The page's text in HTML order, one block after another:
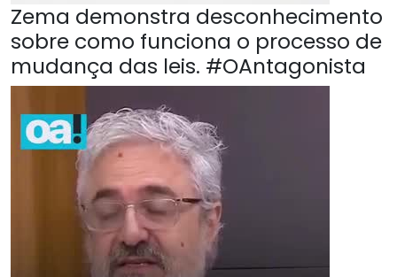
Zema demonstra desconhecimento
sobre como funciona o processo de
mudança das leis. #OAntagonista